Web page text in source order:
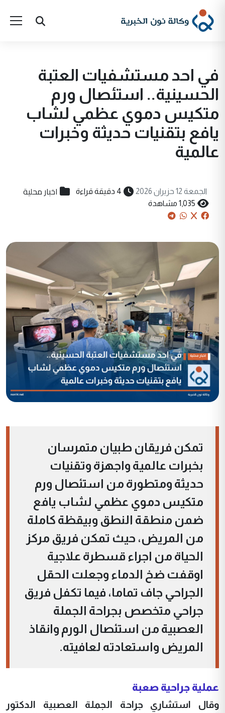
في احد مستشفيات العتبة
الحسينية.. استئصال ورم
متكيس دموي عظمي لشاب
يافع بتقنيات حديثة وخبرات
عالمية
الجمعة 12 حزيران 2026 4 دقيقة قراءة اخبار محلية
1,035 مشاهدة
تمكن فريقان طبيان متمرسان
بخبرات عالمية واجهزة وتقنيات
حديثة ومتطورة من استئصال ورم
متكيس دموي عظمي لشاب يافع
ضمن منطقة النطق وبيقظة كاملة
من المريض، حيث تمكن فريق مركز
الحياة من اجراء قسطرة علاجية
اوقفت ضخ الدماء وجعلت الحقل
الجراحي جاف تماما، فيما تكفل فريق
جراحي متخصص بجراحة الجملة
العصبية من استئصال الورم وانقاذ
المريض واستعادته لعافيته.
عملية جراحية صعبة
وقال استشاري جراحة الجملة العصبية الدكتور